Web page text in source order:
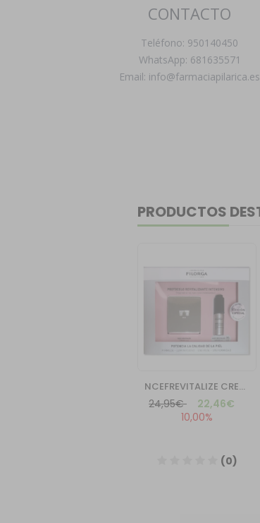
CONTACTO
Teléfono: 950140450
WhatsApp: 681635571
Email: info@farmaciapilarica.es